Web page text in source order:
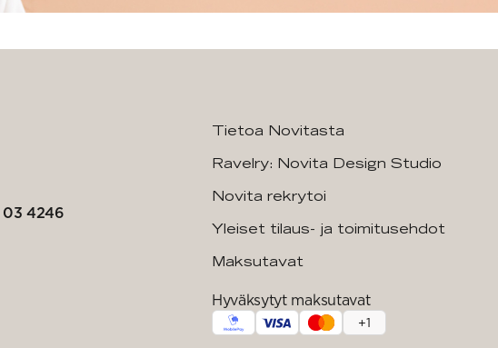
03 4246
Tietoa Novitasta
Ravelry: Novita Design Studio
Novita rekrytoi
Yleiset tilaus- ja toimitusehdot
Maksutavat
Hyväksytyt maksutavat
+1